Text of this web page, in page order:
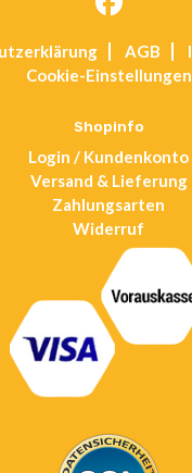
a
tab
AGB
Cookie-Einstellungen
Shopinfo
Login / Kundenkonto
Versand & Lieferung
Zahlungsarten
Widerruf